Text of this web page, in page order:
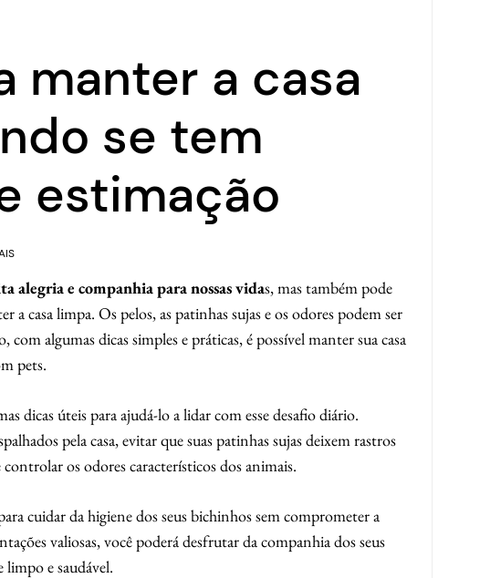
manter a casa
se tem
estimação
alegria e companhia para nossas vidas, mas também pode
a casa limpa. Os pelos, as patinhas sujas e os odores podem ser
algumas dicas simples e práticas, é possível manter sua casa
pets.
dicas úteis para ajudá-lo a lidar com esse desafio diário.
pela casa, evitar que suas patinhas sujas deixem rastros
controlar os odores característicos dos animais.
cuidar da higiene dos seus bichinhos sem comprometer a
valiosas, você poderá desfrutar da companhia dos seus
limpo e saudável.